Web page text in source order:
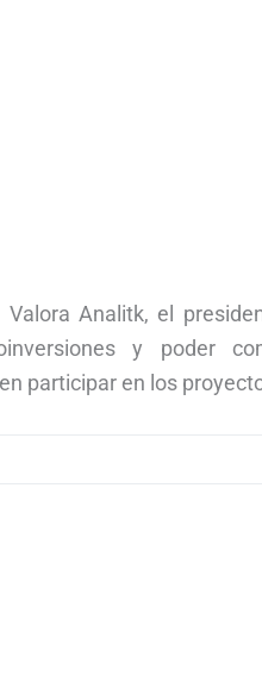
Analitk, el
y poder
participar en los